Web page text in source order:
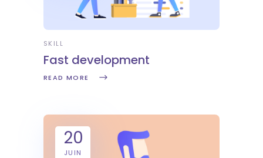
SKILL
Fast development
READ MORE
20
JUIN